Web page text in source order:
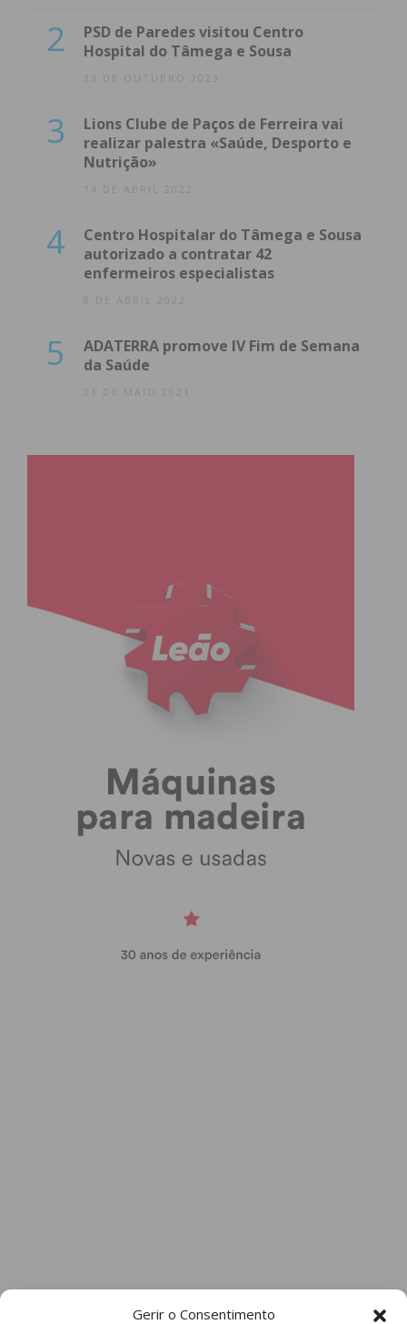
Gerir o Consentimento
2
PSD de Paredes visitou Centro
Hospital do Tâmega e Sousa
23 DE OUTUBRO 2023
3
Lions Clube de Paços de Ferreira vai
realizar palestra «Saúde, Desporto e
Nutrição»
14 DE ABRIL 2022
4
Centro Hospitalar do Tâmega e Sousa
autorizado a contratar 42
enfermeiros especialistas
8 DE ABRIL 2022
5
ADATERRA promove IV Fim de Semana
da Saúde
21 DE MAIO 2021